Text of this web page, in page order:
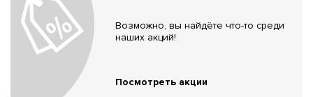
Возможно, вы найдёте что-то среди
наших акций!
Посмотреть акции